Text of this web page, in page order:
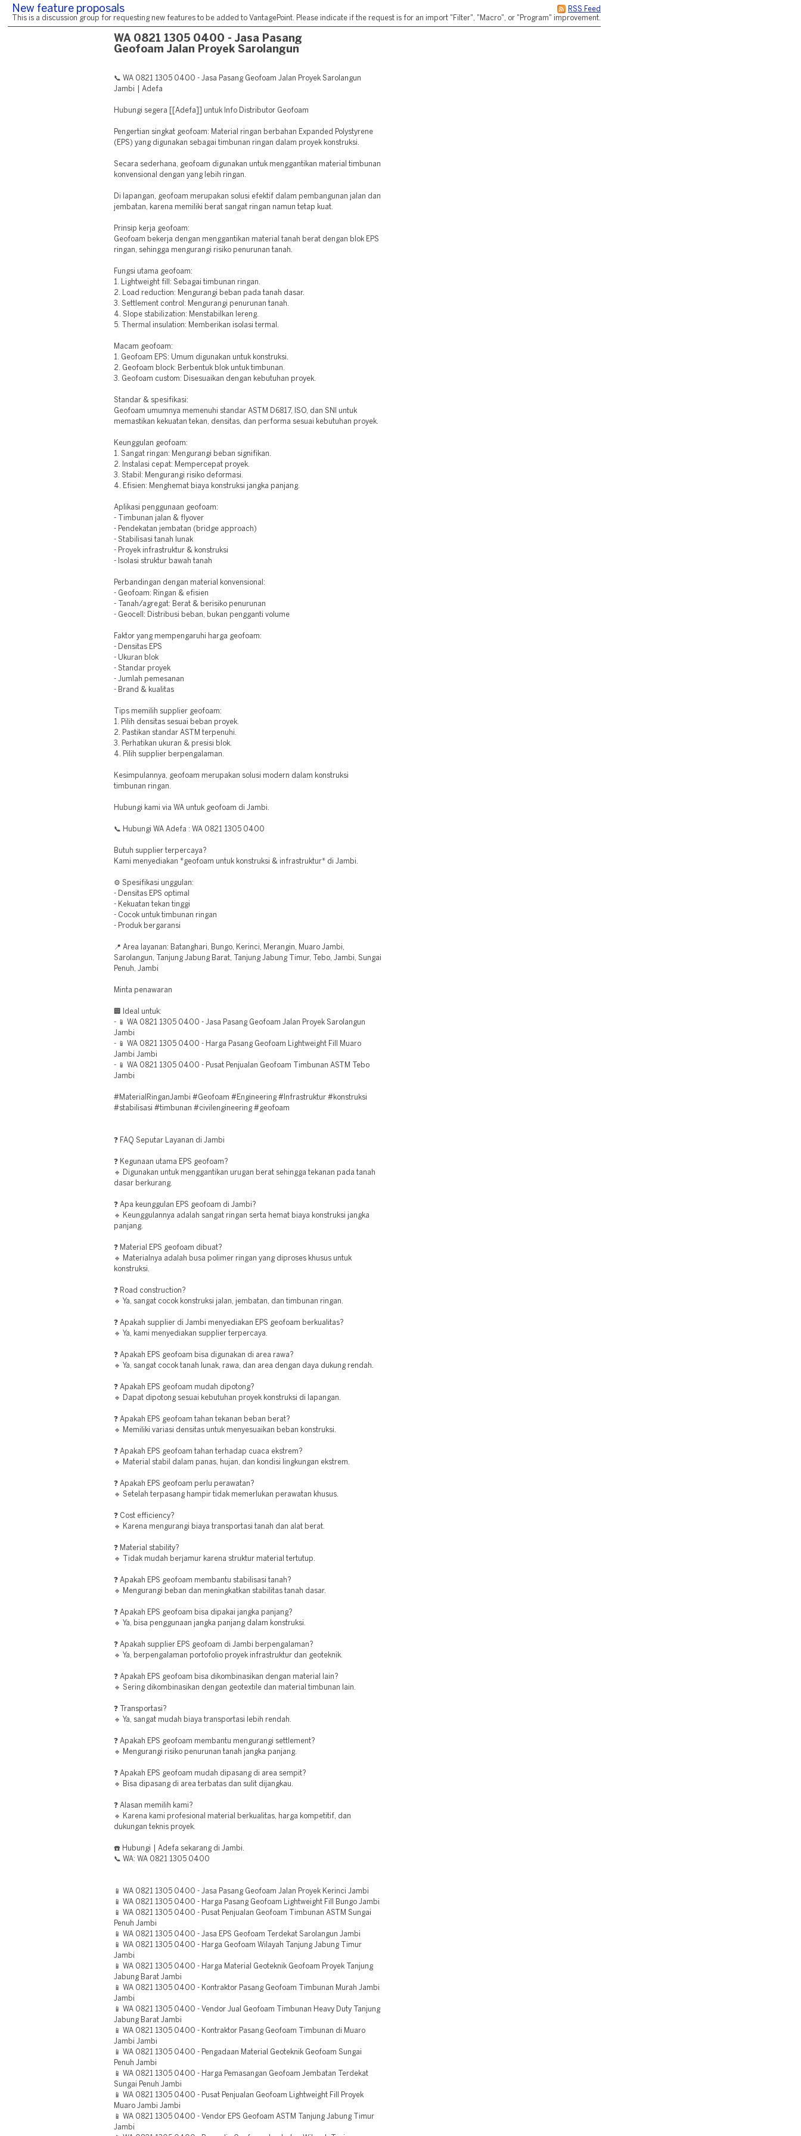
RSS Feed
New feature proposals
This is a discussion group for requesting new features to be added to VantagePoint. Please indicate if the request is for an import "Filter", "Macro", or "Program" improvement.
WA 0821 1305 0400 - Jasa Pasang
Geofoam Jalan Proyek Sarolangun
📞 WA 0821 1305 0400 - Jasa Pasang Geofoam Jalan Proyek Sarolangun
Jambi | Adefa
Hubungi segera [[Adefa]] untuk Info Distributor Geofoam
Pengertian singkat geofoam: Material ringan berbahan Expanded Polystyrene
(EPS) yang digunakan sebagai timbunan ringan dalam proyek konstruksi.
Secara sederhana, geofoam digunakan untuk menggantikan material timbunan
konvensional dengan yang lebih ringan.
Di lapangan, geofoam merupakan solusi efektif dalam pembangunan jalan dan
jembatan, karena memiliki berat sangat ringan namun tetap kuat.
Prinsip kerja geofoam:
Geofoam bekerja dengan menggantikan material tanah berat dengan blok EPS
ringan, sehingga mengurangi risiko penurunan tanah.
Fungsi utama geofoam:
1. Lightweight fill: Sebagai timbunan ringan.
2. Load reduction: Mengurangi beban pada tanah dasar.
3. Settlement control: Mengurangi penurunan tanah.
4. Slope stabilization: Menstabilkan lereng.
5. Thermal insulation: Memberikan isolasi termal.
Macam geofoam:
1. Geofoam EPS: Umum digunakan untuk konstruksi.
2. Geofoam block: Berbentuk blok untuk timbunan.
3. Geofoam custom: Disesuaikan dengan kebutuhan proyek.
Standar & spesifikasi:
Geofoam umumnya memenuhi standar ASTM D6817, ISO, dan SNI untuk
memastikan kekuatan tekan, densitas, dan performa sesuai kebutuhan proyek.
Keunggulan geofoam:
1. Sangat ringan: Mengurangi beban signifikan.
2. Instalasi cepat: Mempercepat proyek.
3. Stabil: Mengurangi risiko deformasi.
4. Efisien: Menghemat biaya konstruksi jangka panjang.
Aplikasi penggunaan geofoam:
- Timbunan jalan & flyover
- Pendekatan jembatan (bridge approach)
- Stabilisasi tanah lunak
- Proyek infrastruktur & konstruksi
- Isolasi struktur bawah tanah
Perbandingan dengan material konvensional:
- Geofoam: Ringan & efisien
- Tanah/agregat: Berat & berisiko penurunan
- Geocell: Distribusi beban, bukan pengganti volume
Faktor yang mempengaruhi harga geofoam:
- Densitas EPS
- Ukuran blok
- Standar proyek
- Jumlah pemesanan
- Brand & kualitas
Tips memilih supplier geofoam:
1. Pilih densitas sesuai beban proyek.
2. Pastikan standar ASTM terpenuhi.
3. Perhatikan ukuran & presisi blok.
4. Pilih supplier berpengalaman.
Kesimpulannya, geofoam merupakan solusi modern dalam konstruksi
timbunan ringan.
Hubungi kami via WA untuk geofoam di Jambi.
📞 Hubungi WA Adefa : WA 0821 1305 0400
Butuh supplier terpercaya?
Kami menyediakan *geofoam untuk konstruksi & infrastruktur* di Jambi.
⚙️ Spesifikasi unggulan:
- Densitas EPS optimal
- Kekuatan tekan tinggi
- Cocok untuk timbunan ringan
- Produk bergaransi
📍 Area layanan: Batanghari, Bungo, Kerinci, Merangin, Muaro Jambi,
Sarolangun, Tanjung Jabung Barat, Tanjung Jabung Timur, Tebo, Jambi, Sungai
Penuh, Jambi
Minta penawaran
🏢 Ideal untuk:
- 📱 WA 0821 1305 0400 - Jasa Pasang Geofoam Jalan Proyek Sarolangun
Jambi
- 📱 WA 0821 1305 0400 - Harga Pasang Geofoam Lightweight Fill Muaro
Jambi Jambi
- 📱 WA 0821 1305 0400 - Pusat Penjualan Geofoam Timbunan ASTM Tebo
Jambi
#MaterialRinganJambi #Geofoam #Engineering #Infrastruktur #konstruksi
#stabilisasi #timbunan #civilengineering #geofoam
❓ FAQ Seputar Layanan di Jambi
❓ Kegunaan utama EPS geofoam?
🔹 Digunakan untuk menggantikan urugan berat sehingga tekanan pada tanah
dasar berkurang.
❓ Apa keunggulan EPS geofoam di Jambi?
🔹 Keunggulannya adalah sangat ringan serta hemat biaya konstruksi jangka
panjang.
❓ Material EPS geofoam dibuat?
🔹 Materialnya adalah busa polimer ringan yang diproses khusus untuk
konstruksi.
❓ Road construction?
🔹 Ya, sangat cocok konstruksi jalan, jembatan, dan timbunan ringan.
❓ Apakah supplier di Jambi menyediakan EPS geofoam berkualitas?
🔹 Ya, kami menyediakan supplier terpercaya.
❓ Apakah EPS geofoam bisa digunakan di area rawa?
🔹 Ya, sangat cocok tanah lunak, rawa, dan area dengan daya dukung rendah.
❓ Apakah EPS geofoam mudah dipotong?
🔹 Dapat dipotong sesuai kebutuhan proyek konstruksi di lapangan.
❓ Apakah EPS geofoam tahan tekanan beban berat?
🔹 Memiliki variasi densitas untuk menyesuaikan beban konstruksi.
❓ Apakah EPS geofoam tahan terhadap cuaca ekstrem?
🔹 Material stabil dalam panas, hujan, dan kondisi lingkungan ekstrem.
❓ Apakah EPS geofoam perlu perawatan?
🔹 Setelah terpasang hampir tidak memerlukan perawatan khusus.
❓ Cost efficiency?
🔹 Karena mengurangi biaya transportasi tanah dan alat berat.
❓ Material stability?
🔹 Tidak mudah berjamur karena struktur material tertutup.
❓ Apakah EPS geofoam membantu stabilisasi tanah?
🔹 Mengurangi beban dan meningkatkan stabilitas tanah dasar.
❓ Apakah EPS geofoam bisa dipakai jangka panjang?
🔹 Ya, bisa penggunaan jangka panjang dalam konstruksi.
❓ Apakah supplier EPS geofoam di Jambi berpengalaman?
🔹 Ya, berpengalaman portofolio proyek infrastruktur dan geoteknik.
❓ Apakah EPS geofoam bisa dikombinasikan dengan material lain?
🔹 Sering dikombinasikan dengan geotextile dan material timbunan lain.
❓ Transportasi?
🔹 Ya, sangat mudah biaya transportasi lebih rendah.
❓ Apakah EPS geofoam membantu mengurangi settlement?
🔹 Mengurangi risiko penurunan tanah jangka panjang.
❓ Apakah EPS geofoam mudah dipasang di area sempit?
🔹 Bisa dipasang di area terbatas dan sulit dijangkau.
❓ Alasan memilih kami?
🔹 Karena kami profesional material berkualitas, harga kompetitif, dan
dukungan teknis proyek.
☎️ Hubungi | Adefa sekarang di Jambi.
📞 WA: WA 0821 1305 0400
📱 WA 0821 1305 0400 - Jasa Pasang Geofoam Jalan Proyek Kerinci Jambi
📱 WA 0821 1305 0400 - Harga Pasang Geofoam Lightweight Fill Bungo Jambi
📱 WA 0821 1305 0400 - Pusat Penjualan Geofoam Timbunan ASTM Sungai
Penuh Jambi
📱 WA 0821 1305 0400 - Jasa EPS Geofoam Terdekat Sarolangun Jambi
📱 WA 0821 1305 0400 - Harga Geofoam Wilayah Tanjung Jabung Timur
Jambi
📱 WA 0821 1305 0400 - Harga Material Geoteknik Geofoam Proyek Tanjung
Jabung Barat Jambi
📱 WA 0821 1305 0400 - Kontraktor Pasang Geofoam Timbunan Murah Jambi
Jambi
📱 WA 0821 1305 0400 - Vendor Jual Geofoam Timbunan Heavy Duty Tanjung
Jabung Barat Jambi
📱 WA 0821 1305 0400 - Kontraktor Pasang Geofoam Timbunan di Muaro
Jambi Jambi
📱 WA 0821 1305 0400 - Pengadaan Material Geoteknik Geofoam Sungai
Penuh Jambi
📱 WA 0821 1305 0400 - Harga Pemasangan Geofoam Jembatan Terdekat
Sungai Penuh Jambi
📱 WA 0821 1305 0400 - Pusat Penjualan Geofoam Lightweight Fill Proyek
Muaro Jambi Jambi
📱 WA 0821 1305 0400 - Vendor EPS Geofoam ASTM Tanjung Jabung Timur
Jambi